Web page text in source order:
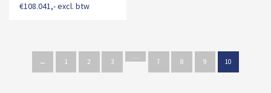
€108.041,- excl. btw
← 1 2 3
…
7 8 9 10